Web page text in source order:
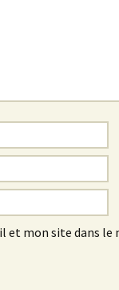
mon site dans le